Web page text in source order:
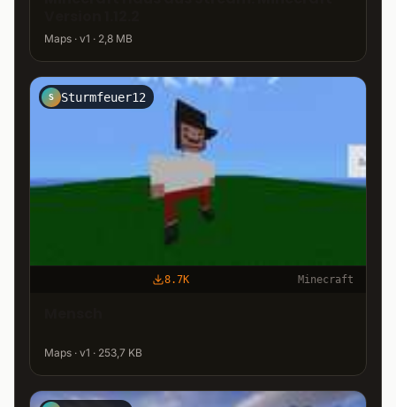
Maps · v1 · 2,8 MB
S Sturmfeuer12
8.7K Minecraft
Maps · v1 · 253,7 KB